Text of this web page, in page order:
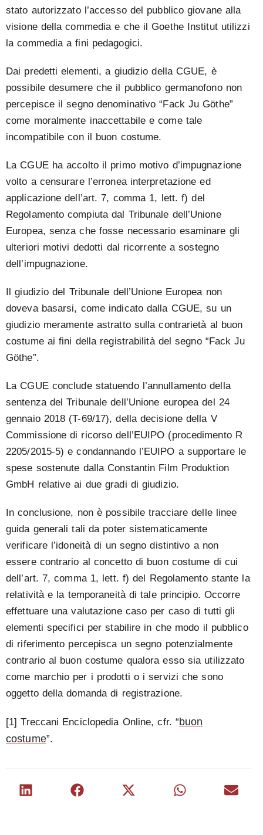
stato autorizzato l’accesso del pubblico giovane alla
visione della commedia e che il Goethe Institut utilizzi
la commedia a fini pedagogici.
Dai predetti elementi, a giudizio della CGUE, è
possibile desumere che il pubblico germanofono non
percepisce il segno denominativo “Fack Ju Göthe”
come moralmente inaccettabile e come tale
incompatibile con il buon costume.
La CGUE ha accolto il primo motivo d’impugnazione
volto a censurare l’erronea interpretazione ed
applicazione dell’art. 7, comma 1, lett. f) del
Regolamento compiuta dal Tribunale dell’Unione
Europea, senza che fosse necessario esaminare gli
ulteriori motivi dedotti dal ricorrente a sostegno
dell’impugnazione.
Il giudizio del Tribunale dell’Unione Europea non
doveva basarsi, come indicato dalla CGUE, su un
giudizio meramente astratto sulla contrarietà al buon
costume ai fini della registrabilità del segno “Fack Ju
Göthe”.
La CGUE conclude statuendo l’annullamento della
sentenza del Tribunale dell’Unione europea del 24
gennaio 2018 (T-69/17), della decisione della V
Commissione di ricorso dell’EUIPO (procedimento R
2205/2015-5) e condannando l’EUIPO a supportare le
spese sostenute dalla Constantin Film Produktion
GmbH relative ai due gradi di giudizio.
In conclusione, non è possibile tracciare delle linee
guida generali tali da poter sistematicamente
verificare l’idoneità di un segno distintivo a non
essere contrario al concetto di buon costume di cui
dell’art. 7, comma 1, lett. f) del Regolamento stante la
relatività e la temporaneità di tale principio. Occorre
effettuare una valutazione caso per caso di tutti gli
elementi specifici per stabilire in che modo il pubblico
di riferimento percepisca un segno potenzialmente
contrario al buon costume qualora esso sia utilizzato
come marchio per i prodotti o i servizi che sono
oggetto della domanda di registrazione.
[1] Treccani Enciclopedia Online, cfr. “buon
costume”.